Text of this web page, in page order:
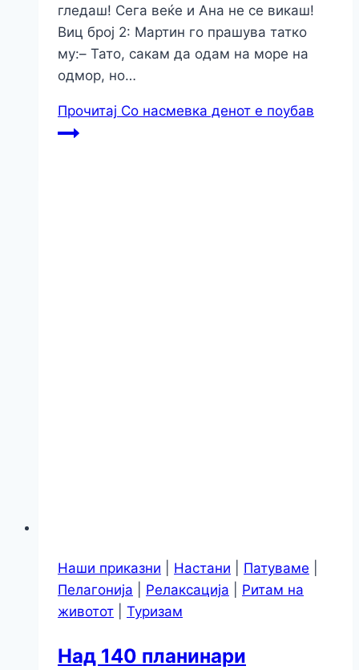
гледаш! Сега веќе и Ана не се викаш!
Виц број 2: Мартин го прашува татко
му:– Тато, сакам да одам на море на
одмор, но…
Прочитај Со насмевка денот е поубав
Наши приказни Настани Патуваме
Пелагонија
Релаксација
Ритам на
животот
Туризам
Над 140 планинари